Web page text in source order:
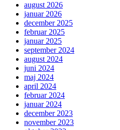
august 2026
januar 2026
december 2025
februar 2025
januar 2025
september 2024
august 2024
juni 2024
maj 2024
april 2024
februar 2024
januar 2024
december 2023
november 2023